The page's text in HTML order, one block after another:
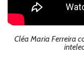
Cléa Maria Ferreira